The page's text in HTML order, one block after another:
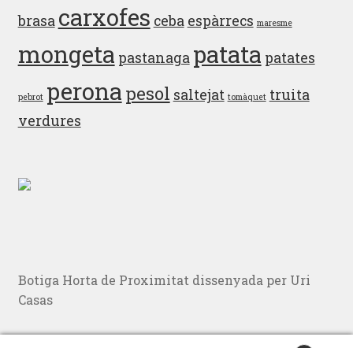
brasa carxofes ceba espàrrecs maresme
mongeta pastanaga patata patates
pebrot perona pesol saltejat tomàquet truita
verdures
Botiga Horta de Proximitat dissenyada per Uri
Casas